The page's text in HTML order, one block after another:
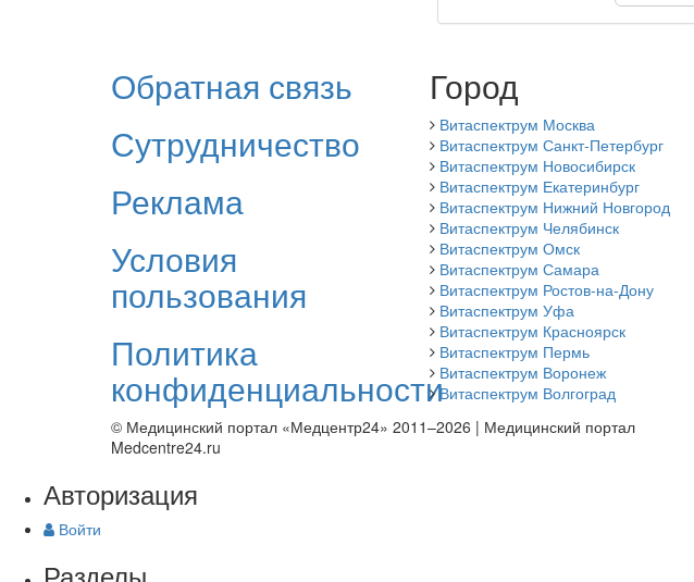
Обратная связь
Сутрудничество
Реклама
Условия
пользования
Политика
конфиденциальности
Город
Витаспектрум Москва
Витаспектрум Санкт-Петербург
Витаспектрум Новосибирск
Витаспектрум Екатеринбург
Витаспектрум Нижний Новгород
Витаспектрум Челябинск
Витаспектрум Омск
Витаспектрум Самара
Витаспектрум Ростов-на-Дону
Витаспектрум Уфа
Витаспектрум Красноярск
Витаспектрум Пермь
Витаспектрум Воронеж
Витаспектрум Волгоград
© Медицинский портал «Медцентр24» 2011–2026 | Медицинский портал
Medcentre24.ru
Авторизация
Войти